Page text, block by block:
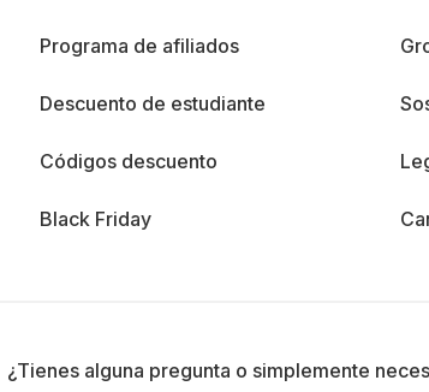
Programa de afiliados
Descuento de estudiante
Códigos descuento
Black Friday
¿Tienes alguna pregunta o simplemente